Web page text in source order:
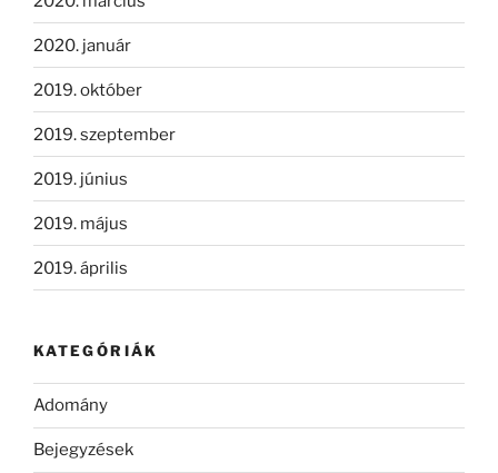
2020. január
2019. október
2019. szeptember
2019. június
2019. május
2019. április
KATEGÓRIÁK
Adomány
Bejegyzések